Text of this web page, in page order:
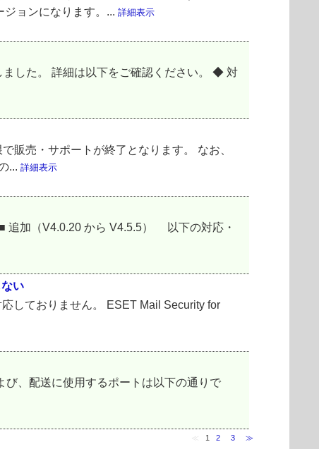
ョンになります。... 詳細表示
した。 詳細は以下をご確認ください。 ◆ 対
販売・サポートが終了となります。 なお、
... 詳細表示
追加（V4.0.20 から V4.5.5） 以下の対応・
い
しておりません。 ESET Mail Security for
、配送に使用するポートは以下の通りで
1 2 3 ≫